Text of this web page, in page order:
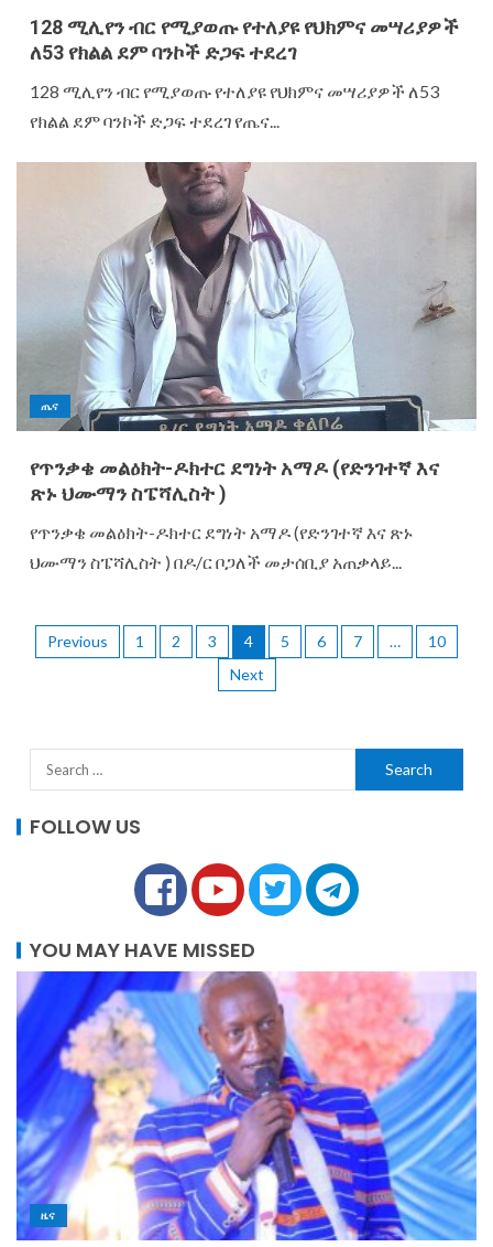
128 ሚሊየን ብር የሚያወጡ የተለያዩ የህክምና መሣሪያዎች
ለ53 የክልል ደም ባንኮች ድጋፍ ተደረገ
128 ሚሊየን ብር የሚያወጡ የተለያዩ የህክምና መሣሪያዎች ለ53
የክልል ደም ባንኮች ድጋፍ ተደረገ የጤና...
ጤና
የጥንቃቄ መልዕክት-ዶክተር ደግነት አማዶ (የድንገተኛ እና
ጽኑ ህሙማን ስፔሻሊስት )
የጥንቃቄ መልዕክት-ዶክተር ደግነት አማዶ (የድንገተኛ እና ጽኑ
ህሙማን ስፔሻሊስት ) በዶ/ር ቦጋለች መታሰቢያ አጠቃላይ...
Previous 1 2 3 4 5 6 7 …
10
Next
FOLLOW US
YOU MAY HAVE MISSED
ዜና